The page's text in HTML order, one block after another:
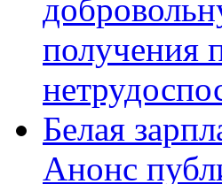
получения
Белая
Анонс